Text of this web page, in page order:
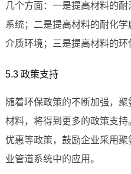
几个方面：一是提高材料的
系统；二是提高材料的耐化
介质环境；三是提高材料的环
5.3 政策支持
随着环保政策的不断加强，
材料，将得到更多的政策支
优惠等政策，鼓励企业采用
业管道系统中的应用。